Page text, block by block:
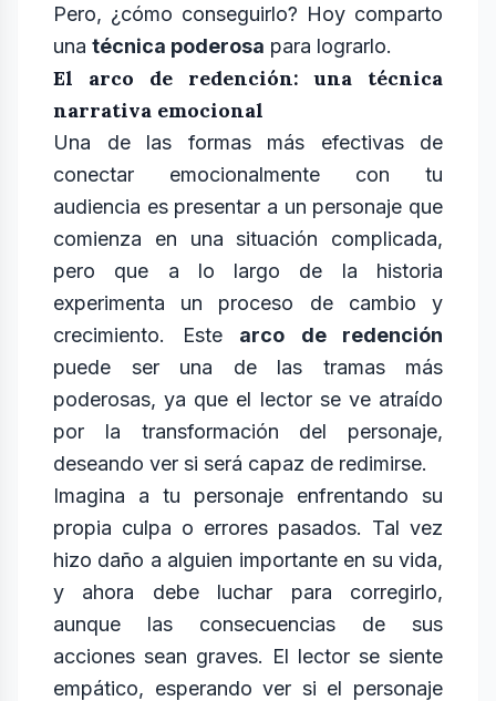
Pero, ¿cómo conseguirlo? Hoy comparto
una técnica poderosa para lograrlo.
El arco de redención: una técnica
narrativa emocional
Una de las formas más efectivas de
conectar emocionalmente con tu
audiencia es presentar a un personaje que
comienza en una situación complicada,
pero que a lo largo de la historia
experimenta un proceso de cambio y
crecimiento. Este arco de redención
puede ser una de las tramas más
poderosas, ya que el lector se ve atraído
por la transformación del personaje,
deseando ver si será capaz de redimirse.
Imagina a tu personaje enfrentando su
propia culpa o errores pasados. Tal vez
hizo daño a alguien importante en su vida,
y ahora debe luchar para corregirlo,
aunque las consecuencias de sus
acciones sean graves. El lector se siente
empático, esperando ver si el personaje